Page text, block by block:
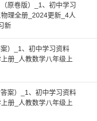
原卷版）_1、初中学习
理全册_2024更新_4人
新
）_1、初中学习资料
册_人教数学八年级上
案）_1、初中学习资料
册_人教数学八年级上